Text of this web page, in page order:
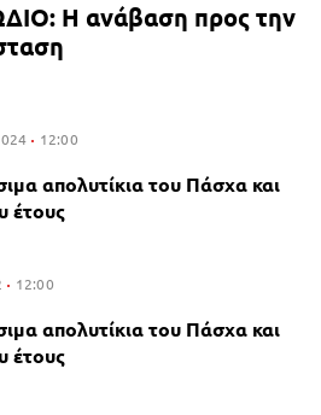
Η ανάβαση προς την
12:00
απολυτίκια του Πάσχα και
έτους
12:00
απολυτίκια του Πάσχα και
έτους